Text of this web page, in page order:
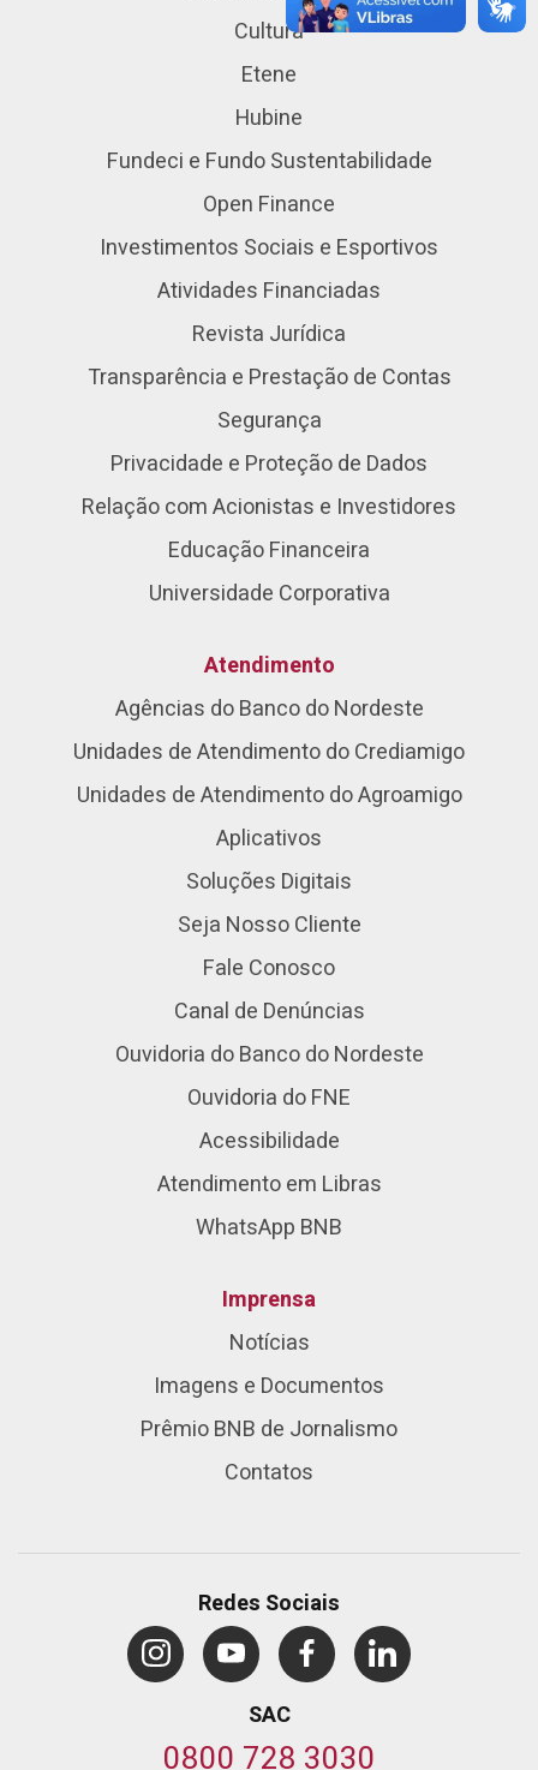
Cultura
Etene
Hubine
Fundeci e Fundo Sustentabilidade
Open Finance
Investimentos Sociais e Esportivos
Atividades Financiadas
Revista Jurídica
Transparência e Prestação de Contas
Segurança
Privacidade e Proteção de Dados
Relação com Acionistas e Investidores
Educação Financeira
Universidade Corporativa
Atendimento
Agências do Banco do Nordeste
Unidades de Atendimento do Crediamigo
Unidades de Atendimento do Agroamigo
Aplicativos
Soluções Digitais
Seja Nosso Cliente
Fale Conosco
Canal de Denúncias
Ouvidoria do Banco do Nordeste
Ouvidoria do FNE
Acessibilidade
Atendimento em Libras
WhatsApp BNB
Imprensa
Notícias
Imagens e Documentos
Prêmio BNB de Jornalismo
Contatos
Redes Sociais
SAC
0800 728 3030